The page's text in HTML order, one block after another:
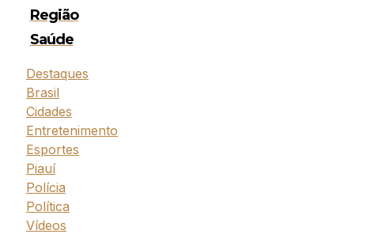
Região
Saúde
Destaques
Brasil
Cidades
Entretenimento
Esportes
Piauí
Polícia
Política
Vídeos